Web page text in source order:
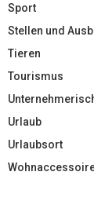
Sport
Stellen und
Tieren
Tourismus
Urlaub
Urlaubsort